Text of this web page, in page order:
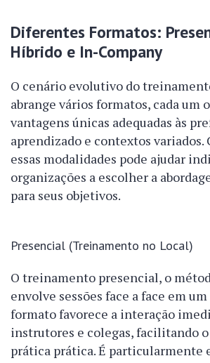
Diferentes Formatos:
Híbrido e In-Company
O cenário evolutivo do
abrange vários formatos, cada um
vantagens únicas adequadas às
aprendizado e contextos variados.
essas modalidades pode ajudar
organizações a escolher a
para seus objetivos.
Presencial (Treinamento no Local)
O treinamento presencial, o
envolve sessões face a face em
formato favorece a interação
instrutores e colegas, facilitando
prática prática. É particularmente